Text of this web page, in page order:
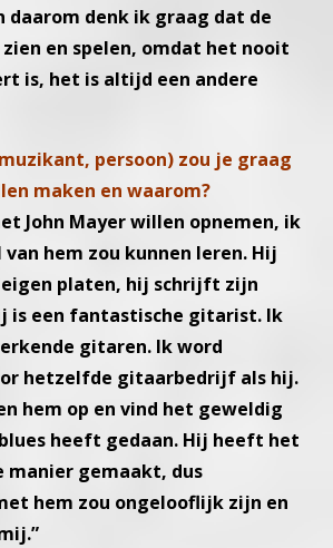
daarom denk ik graag dat de
en spelen, omdat het nooit
is, het is altijd een andere
persoon) zou je graag
maken en waarom?
John Mayer willen opnemen, ik
hem zou kunnen leren. Hij
platen, hij schrijft zijn
is een fantastische gitarist. Ik
gitaren. Ik word
hetzelfde gitaarbedrijf als hij.
hem op en vind het geweldig
heeft gedaan. Hij heeft het
manier gemaakt, dus
hem zou ongelooflijk zijn en